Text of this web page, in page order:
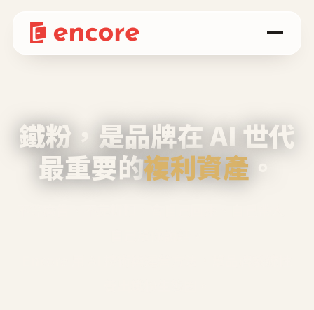
鐵粉，是品牌在 AI 世代
最重要的複利資產 。